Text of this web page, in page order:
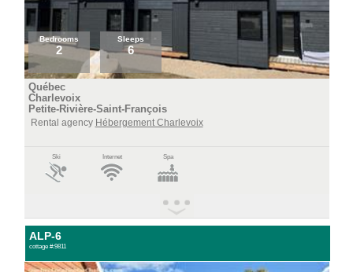
Bedrooms
2
Sleeps
6
Québec
Charlevoix
Petite-Rivière-Saint-François
Rental agency Hébergement Charlevoix
Ski Internet Spa
ALP-6
cottage #:9811